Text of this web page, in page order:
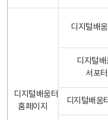
디지털배움터
홈페이지
디지털배
디지털배
서포
디지털배움